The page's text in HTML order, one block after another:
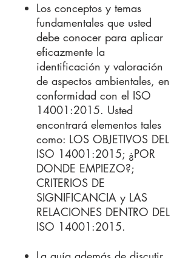
Los conceptos y temas
fundamentales que usted
debe conocer para aplicar
eficazmente la
identificación y valoración
de aspectos ambientales, en
conformidad con el ISO
14001:2015. Usted
encontrará elementos tales
como: LOS OBJETIVOS DEL
ISO 14001:2015; ¿POR
DONDE EMPIEZO?;
CRITERIOS DE
SIGNIFICANCIA y LAS
RELACIONES DENTRO DEL
ISO 14001:2015.